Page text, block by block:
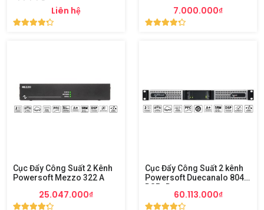
chính hãng
Liên hệ 7.000.000₫
Cục Đẩy Công Suất 2 Kênh
Powersoft Mezzo 322 A
25.047.000₫
Cục Đẩy Công Suất 2 kênh
Powersoft Duecanalo 804
DSP+D
60.113.000₫